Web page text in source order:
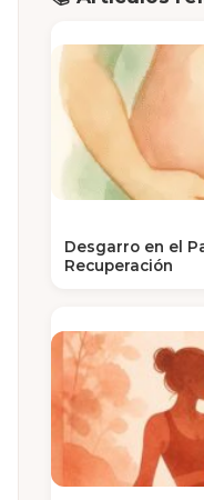
Desgarro en el
Recuperación